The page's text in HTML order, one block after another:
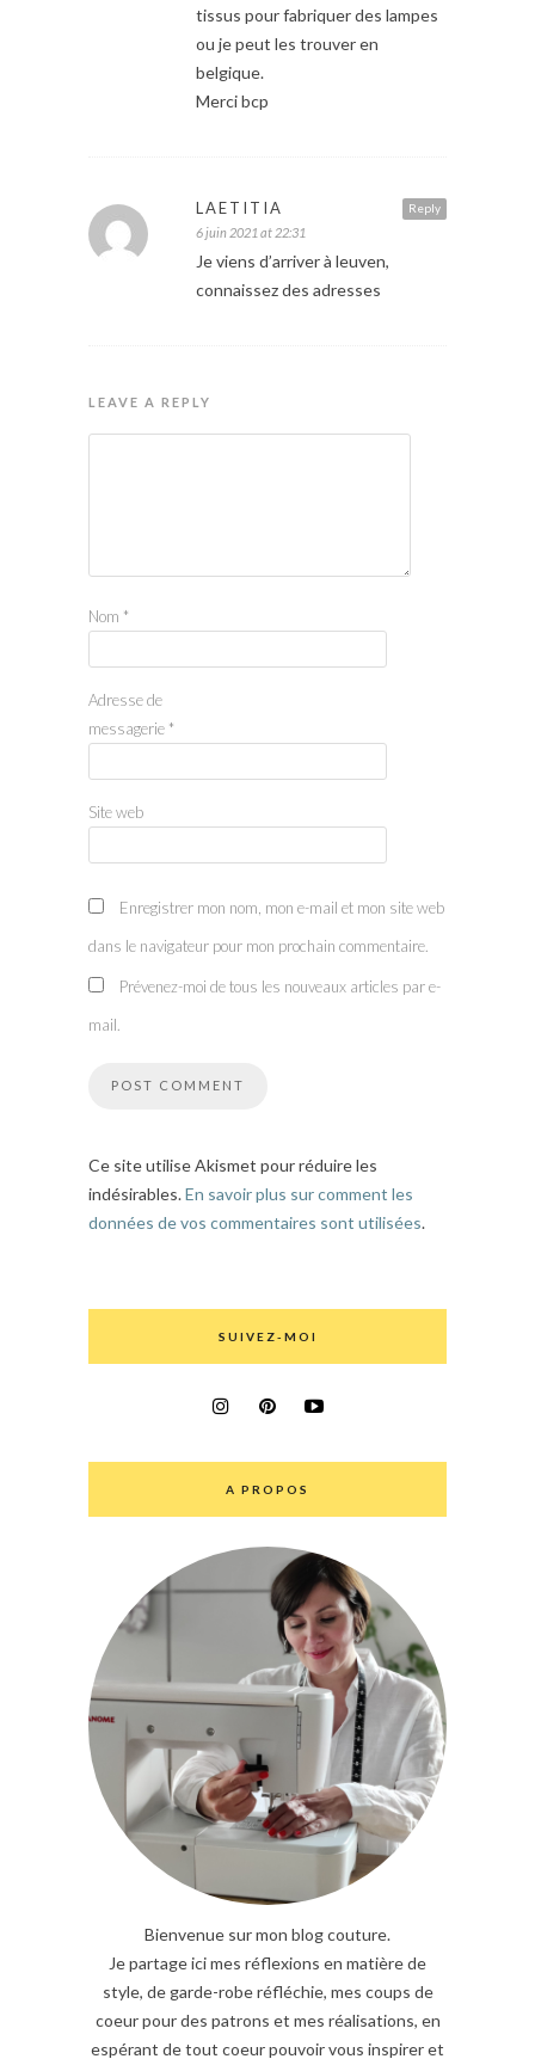
tissus pour fabriquer des lampes
ou je peut les trouver en
belgique.
Merci bcp
Reply
LAETITIA
6 juin 2021 at 22:31
Je viens d’arriver à leuven,
connaissez des adresses
LEAVE A REPLY
Nom *
Adresse de
messagerie *
Site web
Enregistrer mon nom, mon e-mail et mon site web
dans le navigateur pour mon prochain commentaire.
Prévenez-moi de tous les nouveaux articles par e-
mail.
Ce site utilise Akismet pour réduire les
indésirables.En savoir plus sur comment les
données de vos commentaires sont utilisées.
SUIVEZ-MOI
A PROPOS
Bienvenue sur mon blog couture.
Je partage ici mes réflexions en matière de
style, de garde-robe réfléchie, mes coups de
coeur pour des patrons et mes réalisations, en
espérant de tout coeur pouvoir vous inspirer et